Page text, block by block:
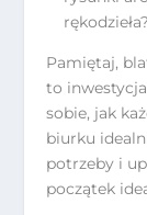
rękodzieła?
Pamiętaj,
to
sobie, jak
biurku
potrzeby i
początek